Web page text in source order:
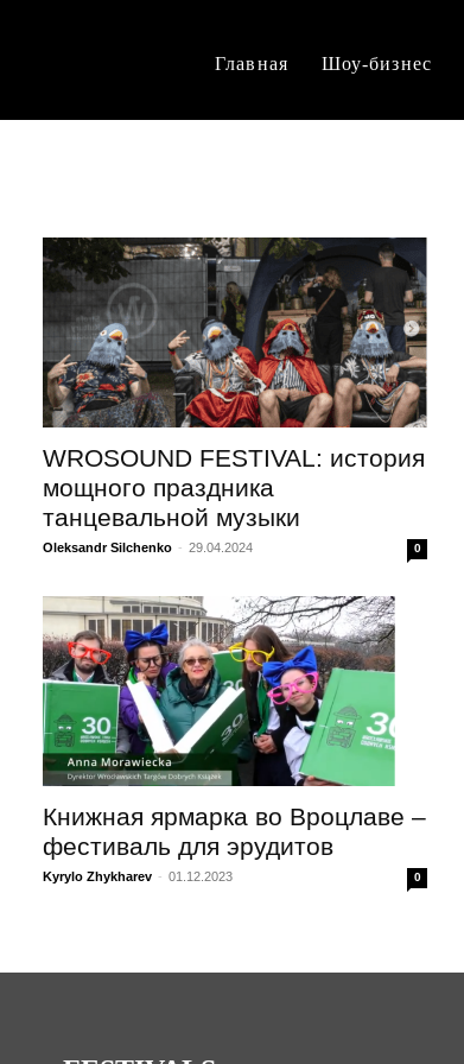
Главная Шоу-бизнес
WROSOUND FESTIVAL: история
мощного праздника
танцевальной музыки
Oleksandr Silchenko - 29.04.2024 0
Книжная ярмарка во Вроцлаве –
фестиваль для эрудитов
Kyrylo Zhykharev - 01.12.2023 0